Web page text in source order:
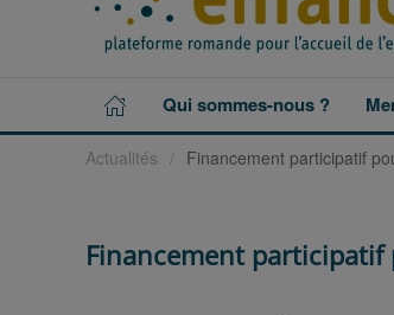
Qui sommes-nous ?
Actualités Financement participatif
Financement participatif